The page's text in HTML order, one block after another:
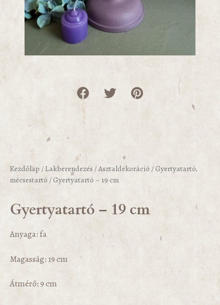
Kezdőlap /Lakberendezés /Asztaldekoráció /Gyertyatartó,
mécsestartó / Gyertyatartó – 19 cm
Gyertyatartó – 19 cm
Anyaga: fa
Magasság: 19 cm
Átmérő: 9 cm